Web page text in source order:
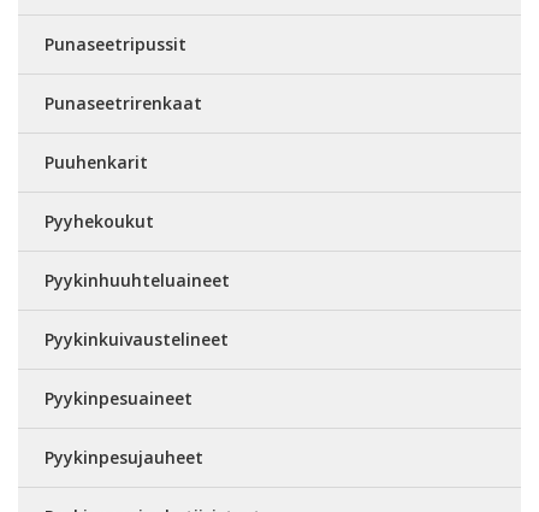
Punaseetripussit
Punaseetrirenkaat
Puuhenkarit
Pyyhekoukut
Pyykinhuuhteluaineet
Pyykinkuivaustelineet
Pyykinpesuaineet
Pyykinpesujauheet